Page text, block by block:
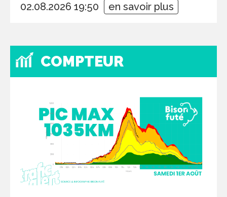
02.08.2026 19:50 en savoir plus
COMPTEUR